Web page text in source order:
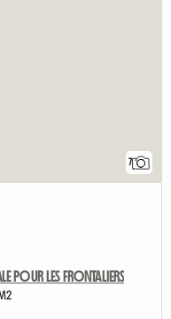
7
POUR LES FRONTALIERS